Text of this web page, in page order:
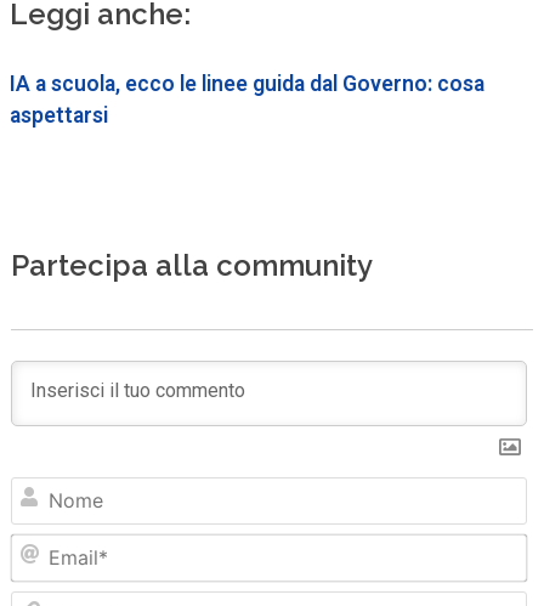
Leggi anche:
IA a scuola, ecco le linee guida dal Governo: cosa
aspettarsi
Partecipa alla community